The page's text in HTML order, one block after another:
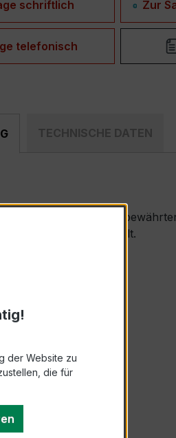
schriftlich Zur
telefonisch
TECHNISCHE DATEN
der
entwickelt.
der Website zu
die für